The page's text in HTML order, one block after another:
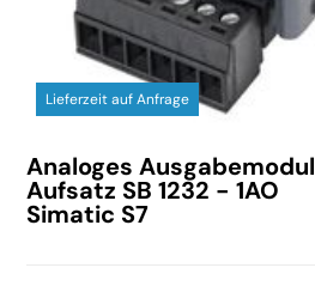
Lieferzeit auf Anfrage
Analoges Ausgabemodul
Aufsatz SB 1232 - 1AO
Simatic S7